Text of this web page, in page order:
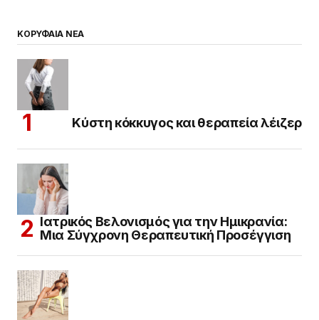
ΚΟΡΥΦΑΙΑ ΝΕΑ
Κύστη κόκκυγος και θεραπεία λέιζερ
Ιατρικός Βελονισμός για την Ημικρανία:
Μια Σύγχρονη Θεραπευτική Προσέγγιση